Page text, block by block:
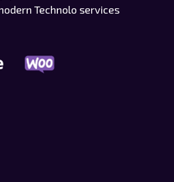
Technolo services